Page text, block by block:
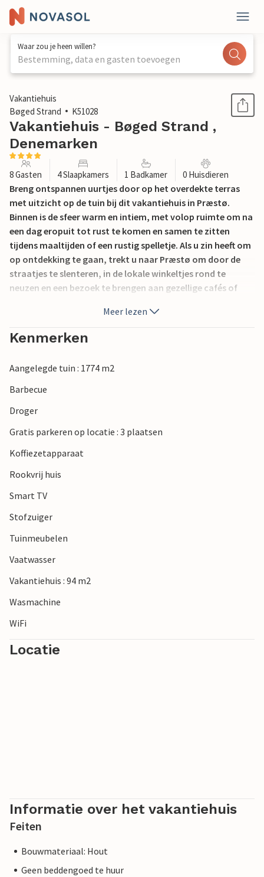
Waar zou je heen willen?
Bestemming, data en gasten toevoegen
1 / 24
Vakantiehuis
Bøged Strand
K51028
Vakantiehuis - Bøged Strand ,
Denemarken
8 Gasten 4 Slaapkamers 1 Badkamer 0 Huisdieren
Breng ontspannen uurtjes door op het overdekte terras
met uitzicht op de tuin bij dit vakantiehuis in Præstø.
Binnen is de sfeer warm en intiem, met volop ruimte om na
een dag eropuit tot rust te komen en samen te zitten
tijdens maaltijden of een rustig spelletje. Als u zin heeft om
op ontdekking te gaan, trekt u naar Præstø om door de
straatjes te slenteren, in de lokale winkeltjes rond te
neuzen en een bezoek te brengen aan gezellige cafés of
deel van Denemarken in uw eigen tempo te ontdekken.
Geniet van kajakken, fietsen en wandelingen langs de fjord,
indrukwekkende witte krijtrotsen en wandelpaden.
Liefhebbers van geschiedenis kunnen Kasteel Gavnø
beroemde Ganzentoren.
Meer lezen
Kenmerken
Aangelegde tuin : 1774 m2
Barbecue
Droger
Gratis parkeren op locatie : 3 plaatsen
Koffiezetapparaat
Rookvrij huis
Smart TV
Stofzuiger
Tuinmeubelen
Vaatwasser
Vakantiehuis : 94 m2
Wasmachine
WiFi
Locatie
Informatie over het vakantiehuis
Feiten
Bouwmateriaal: Hout
Geen beddengoed te huur